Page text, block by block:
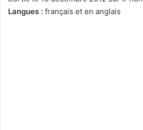
Langues : français et en anglais